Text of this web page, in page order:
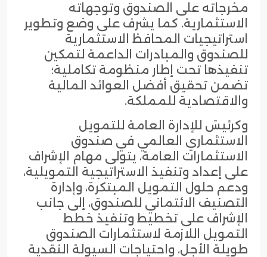
مخرجاته على الصندوق وتوجهاته
الاستثمارية. كما يشرف على وضع وتطوير
استراتيجيات المحافظ الاستثمارية
للصندوق والمبادرات الداعمة لتمكين
تنفيذها تحت إطار منظومة تكاملية؛
تضمن تحقيق أفضل العوائد المالية
والاقتصادية للمملكة.
وكرئيسً للإدارة العامة للتمويل
الاستثماري العالمي في صندوق
الاستثمارات العامة، يتولى مهام الإشراف
على إعداد وتنفيذ الاستراتيجية التمويلية،
ودعم حلول التمويل المبتكرة، وإدارة
التصنيف الائتماني للصندوق، إلى جانب
الإشراف على تخطيط وتنفيذ خطط
التمويل اللازمة لاستثمارات الصندوق
طويلة الأجل، واحتياجات السيولة النقدية